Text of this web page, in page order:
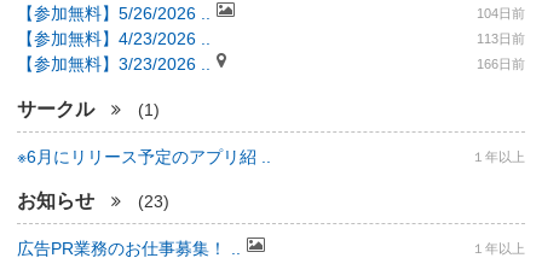
【参加無料】5/26/2026 .. 104日前
【参加無料】4/23/2026 .. 113日前
【参加無料】3/23/2026 .. 166日前
サークル (1)
※6月にリリース予定のアプリ紹 .. １年以上
お知らせ (23)
広告PR業務のお仕事募集！ .. １年以上